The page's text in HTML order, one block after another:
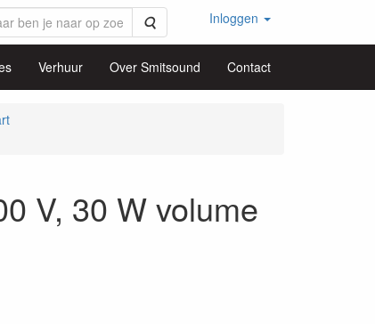
Zoeken Inloggen
Verhuur Over Smitsound Contact
V, 30 W volume